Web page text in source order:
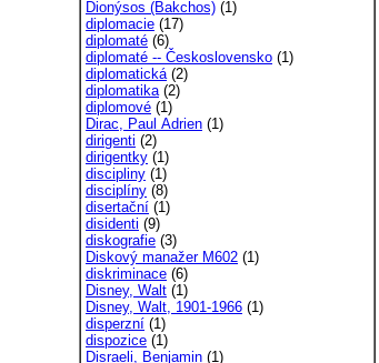
Dionýsos (Bakchos) (1)
diplomacie (17)
diplomaté (6)
diplomaté -- Československo (1)
diplomatická(2)
diplomatika(2)
diplomové (1)
Dirac, Paul Adrien (1)
dirigenti (2)
dirigentky (1)
discipliny (1)
disciplíny (8)
disertační (1)
disidenti (9)
diskografie (3)
Diskový manažer M602 (1)
diskriminace (6)
Disney, Walt (1)
Disney, Walt, 1901-1966 (1)
disperzní (1)
dispozice (1)
Disraeli, Benjamin (1)